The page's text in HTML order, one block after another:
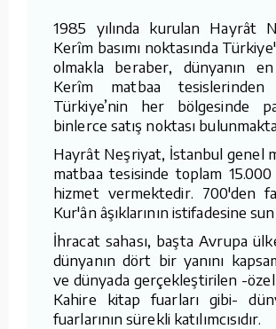
1985 yılında kurulan Hayrât
Kerîm basımı noktasında
olmakla beraber, dünyanın en
Kerîm matbaa tesislerinden
Türkiye’nin her bölgesinde
binlerce satış noktası
Hayrât Neşriyat, İstanbul genel
matbaa tesisinde toplam 15.000
hizmet vermektedir. 700'den
Kur'ân âşıklarının istifadesine
İhracat sahası, başta Avrupa
dünyanın dört bir yanını
ve dünyada gerçekleştirilen -
Kahire kitap fuarları gibi-
fuarlarının sürekli katılımcısıdır.